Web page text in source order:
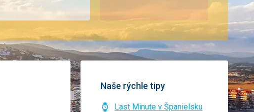
Naše rýchle tipy
Last Minute v Španielsku